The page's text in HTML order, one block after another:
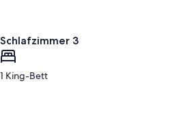
Schlafzimmer 3
1 King-Bett